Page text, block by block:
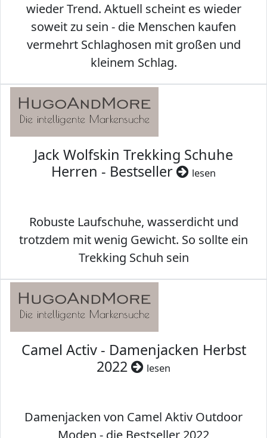
wieder Trend. Aktuell scheint es wieder
soweit zu sein - die Menschen kaufen
vermehrt Schlaghosen mit großen und
kleinem Schlag.
Jack Wolfskin Trekking Schuhe
Herren - Bestseller
lesen
Robuste Laufschuhe, wasserdicht und
trotzdem mit wenig Gewicht. So sollte ein
Trekking Schuh sein
Camel Activ - Damenjacken Herbst
2022
lesen
Damenjacken von Camel Aktiv Outdoor